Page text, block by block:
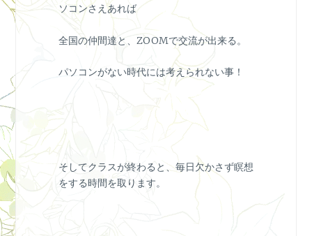
ソコンさえあれば
全国の仲間達と、ZOOMで交流が出来る。
パソコンがない時代には考えられない事！
そしてクラスが終わると、毎日欠かさず瞑想
をする時間を取ります。